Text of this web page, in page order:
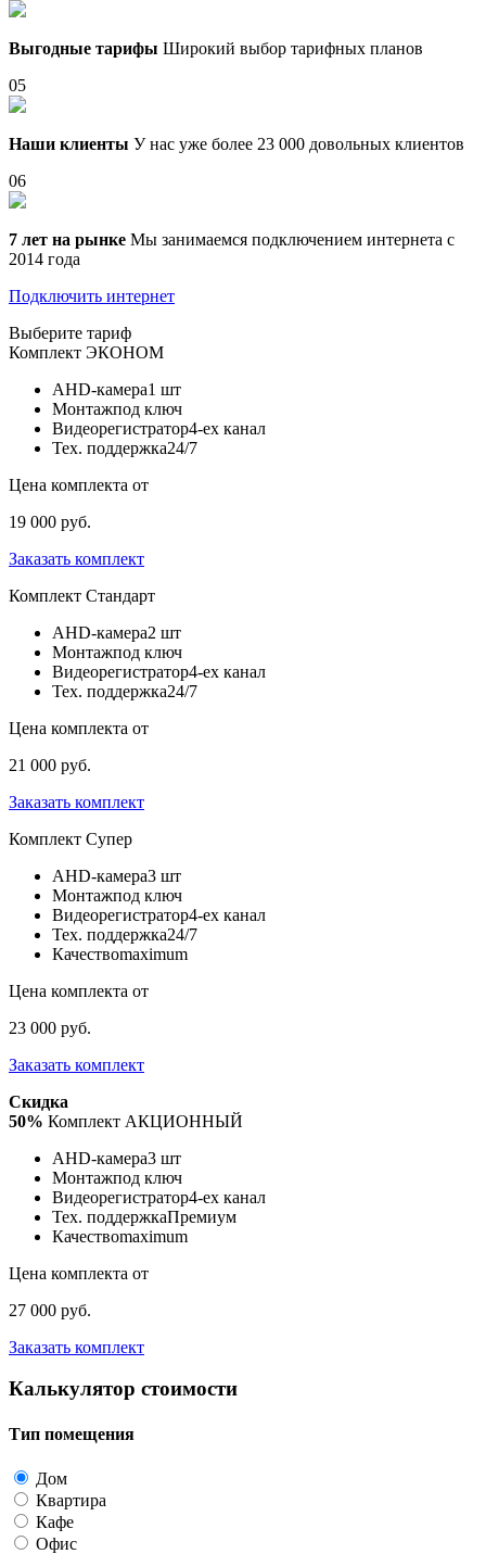
Выгодные тарифы Широкий выбор тарифных планов
05
Наши клиенты У нас уже более 23 000 довольных клиентов
06
7 лет на рынке Мы занимаемся подключением интернета с
2014 года
Подключить интернет
Выберите тариф
Комплект ЭКОНОМ
AHD-камера1 шт
Монтажпод ключ
Видеорегистратор4-ех канал
Тех. поддержка24/7
Цена комплекта от
19 000 руб.
Заказать комплект
Комплект Стандарт
AHD-камера2 шт
Монтажпод ключ
Видеорегистратор4-ех канал
Тех. поддержка24/7
Цена комплекта от
21 000 руб.
Заказать комплект
Комплект Супер
AHD-камера3 шт
Монтажпод ключ
Видеорегистратор4-ех канал
Тех. поддержка24/7
Качествоmaximum
Цена комплекта от
23 000 руб.
Заказать комплект
Скидка
50% Комплект АКЦИОННЫЙ
AHD-камера3 шт
Монтажпод ключ
Видеорегистратор4-ех канал
Тех. поддержкаПремиум
Качествоmaximum
Цена комплекта от
27 000 руб.
Заказать комплект
Калькулятор стоимости
Тип помещения
Дом
Квартира
Кафе
Офис